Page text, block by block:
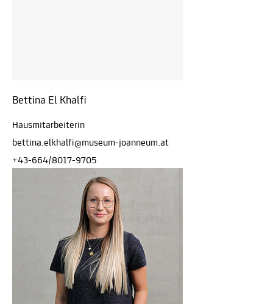
Bettina El Khalfi
Hausmitarbeiterin
bettina.elkhalfi@museum-joanneum.at
+43-664/8017-9705